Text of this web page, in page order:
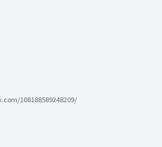
108188589248209/